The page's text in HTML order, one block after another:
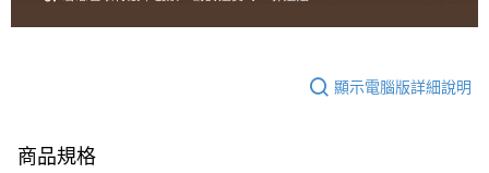
顯示電腦版詳細說明
商品規格